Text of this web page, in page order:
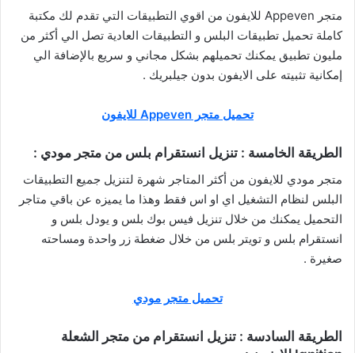
متجر Appeven للايفون من اقوي التطبيقات التي تقدم لك مكتبة
كاملة تحميل تطبيقات البلس و التطبيقات العادية تصل الي أكثر من
مليون تطبيق يمكنك تحميلهم بشكل مجاني و سريع بالإضافة الي
إمكانية تثبيته على الايفون بدون جيلبريك .
تحميل متجر Appeven للايفون
الطريقة الخامسة : تنزيل انستقرام بلس من متجر مودي :
متجر مودي للايفون من أكثر المتاجر شهرة لتنزيل جميع التطبيقات
البلس لنظام التشغيل اي او اس فقط وهذا ما يميزه عن باقي متاجر
التحميل يمكنك من خلال تنزيل فيس بوك بلس و يودل بلس و
انستقرام بلس و تويتر بلس من خلال ضغطة زر واحدة ومساحته
صغيرة .
تحميل متجر مودي
الطريقة السادسة : تنزيل انستقرام من متجر الشعلة